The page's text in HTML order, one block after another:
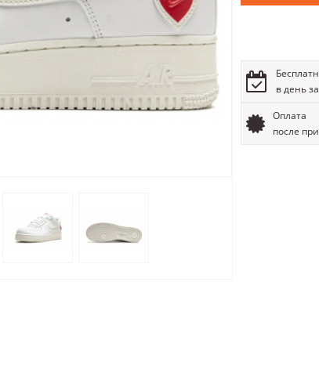
в день
Оплата
после